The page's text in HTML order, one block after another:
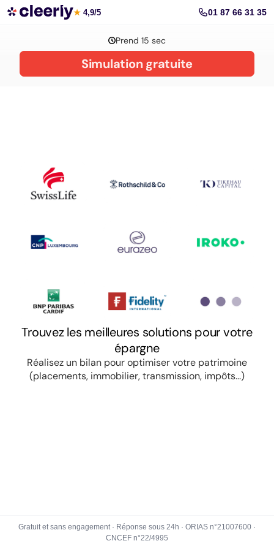
La gestion de patrimoine avec Cleerly
★ 4,9/5 01 87 66 31 35
Gratuit et sans engagement · Réponse sous 24h · ORIAS n°21007600 ·
CNCEF n°22/4995